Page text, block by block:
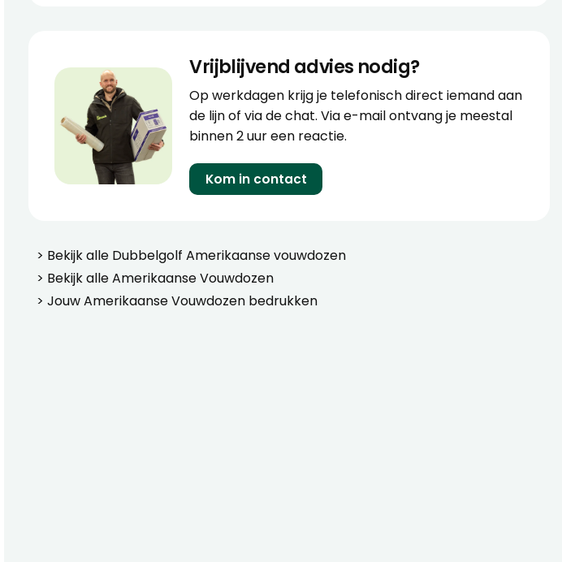
Vrijblijvend advies nodig?
Op werkdagen krijg je telefonisch direct iemand aan
de lijn of via de chat. Via e-mail ontvang je meestal
binnen 2 uur een reactie.
Kom in contact
> Bekijk alle Dubbelgolf Amerikaanse vouwdozen
> Bekijk alleAmerikaanse Vouwdozen
> JouwAmerikaanse Vouwdozen bedrukken